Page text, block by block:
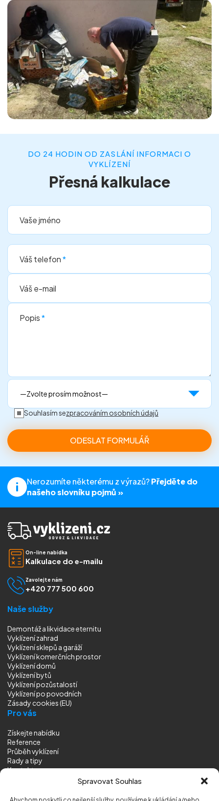
Spravovat Souhlas
DO 24 HODIN OD ZASLÁNÍ INFORMACI O
VYKLÍZENÍ
Přesná kalkulace
Vaše jméno
Váš telefon*
Váš e-mail
Popis*
Souhlasím sezpracováním osobních údajů
Nerozumíte některému z výrazů?Přejděte do
našeho slovníku pojmů »
On-line nabídka
Kalkulace do e-mailu
Zavolejte nám
+420 777 500 600
Naše služby
Demontáž a likvidace eternitu
Vyklízení zahrad
Vyklízení sklepů a garáží
Vyklízení komerčních prostor
Vyklízení domů
Vyklízení bytů
Vyklízení pozůstalostí
Vyklízenípo povodních
Zásady cookies (EU)
Pro vás
Získejte nabídku
Reference
Průběh vyklízení
Rady a tipy
Kontakt